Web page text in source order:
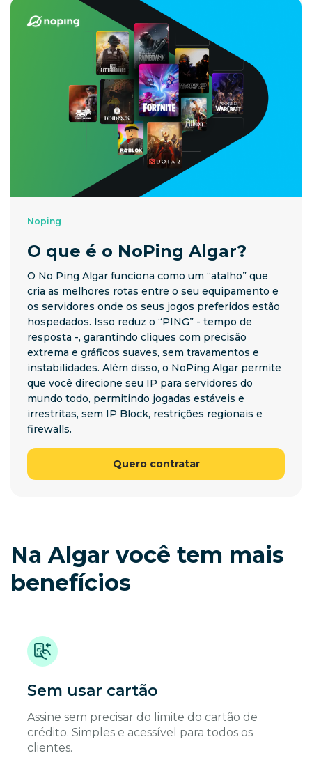
Noping
O que é o NoPing Algar?
O No Ping Algar funciona como um “atalho” que
cria as melhores rotas entre o seu equipamento e
os servidores onde os seus jogos preferidos estão
hospedados. Isso reduz o “PING” - tempo de
resposta -, garantindo cliques com precisão
extrema e gráficos suaves, sem travamentos e
instabilidades. Além disso, o NoPing Algar permite
que você direcione seu IP para servidores do
mundo todo, permitindo jogadas estáveis e
irrestritas, sem IP Block, restrições regionais e
firewalls.
Quero contratar
Na Algar você tem mais
benefícios
Sem usar cartão
Assine sem precisar do limite do cartão de
crédito. Simples e acessível para todos os
clientes.